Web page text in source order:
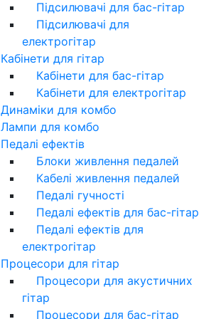
Підсилювачі для бас-гітар
Підсилювачі для
електрогітар
Кабінети для гітар
Кабінети для бас-гітар
Кабінети для електрогітар
Динаміки для комбо
Лампи для комбо
Педалі ефектів
Блоки живлення педалей
Кабелі живлення педалей
Педалі гучності
Педалі ефектів для бас-гітар
Педалі ефектів для
електрогітар
Процесори для гітар
Процесори для акустичних
гітар
Процесори для бас-гітар